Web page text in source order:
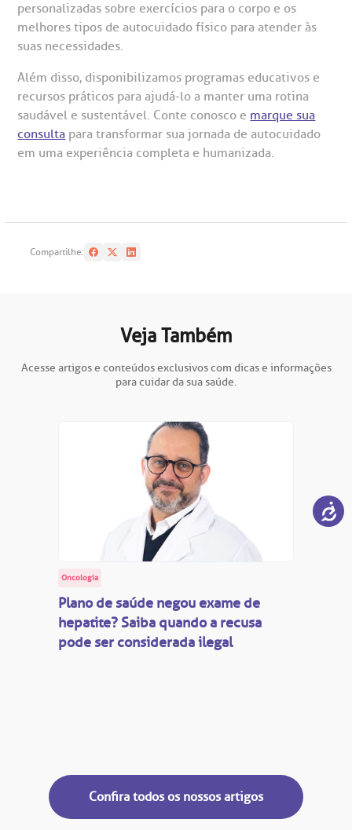
personalizadas sobre exercícios para o corpo e os
melhores tipos de autocuidado físico para atender às
suas necessidades.
Além disso, disponibilizamos programas educativos e
recursos práticos para ajudá-lo a manter uma rotina
saudável e sustentável. Conte conosco e marque sua
consulta para transformar sua jornada de autocuidado
em uma experiência completa e humanizada.
Compartilhe:
Veja Também
Acesse artigos e conteúdos exclusivos com dicas e informações
para cuidar da sua saúde.
Oncologia
Plano de saúde negou exame de
hepatite? Saiba quando a recusa
pode ser considerada ilegal
Confira todos os nossos artigos